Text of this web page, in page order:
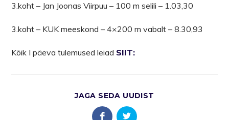
3.koht – Jan Joonas Viirpuu – 100 m selili – 1.03,30
3.koht – KUK meeskond – 4×200 m vabalt – 8.30,93
Kõik I päeva tulemused leiad SIIT:
JAGA SEDA UUDIST